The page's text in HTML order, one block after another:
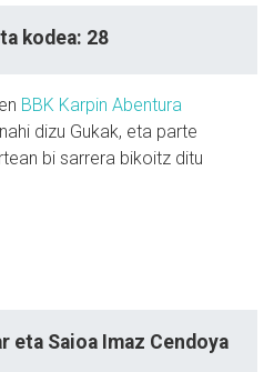
kodea: 28
BBK Karpin Abentura
dizu Gukak, eta parte
bi sarrera bikoitz ditu
eta Saioa Imaz Cendoya